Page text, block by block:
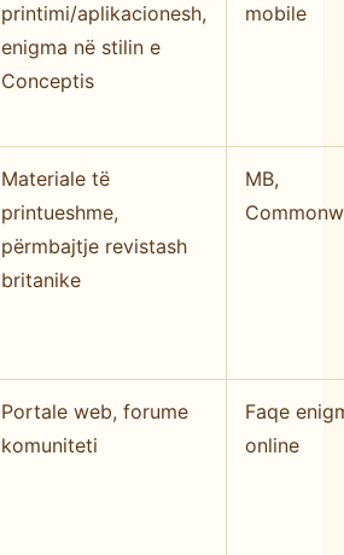
printimi/aplikacionesh,
enigma në stilin e
Conceptis
mobile
Materiale të
printueshme,
përmbajtje revistash
britanike
MB,
Portale web, forume
komuniteti
Faqe
online